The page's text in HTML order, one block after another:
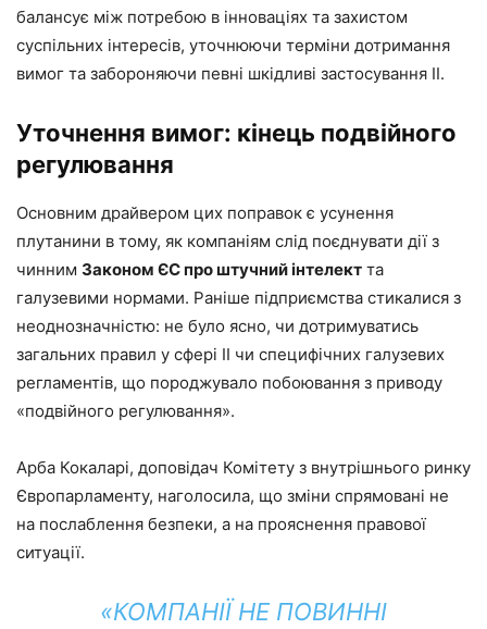
балансує між потребою в інноваціях та захистом
суспільних інтересів, уточнюючи терміни дотримання
вимог та забороняючи певні шкідливі застосування ІІ.
Уточнення вимог: кінець подвійного
регулювання
Основним драйвером цих поправок є усунення
плутанини в тому, як компаніям слід поєднувати дії з
чинним Законом ЄС про штучний інтелект та
галузевими нормами. Раніше підприємства стикалися з
неоднозначністю: не було ясно, чи дотримуватись
загальних правил у сфері ІІ чи специфічних галузевих
регламентів, що породжувало побоювання з приводу
«подвійного регулювання».
Арба Кокаларі, доповідач Комітету з внутрішнього ринку
Європарламенту, наголосила, що зміни спрямовані не
на послаблення безпеки, а на прояснення правової
ситуації.
«КОМПАНІЇ НЕ ПОВИННІ